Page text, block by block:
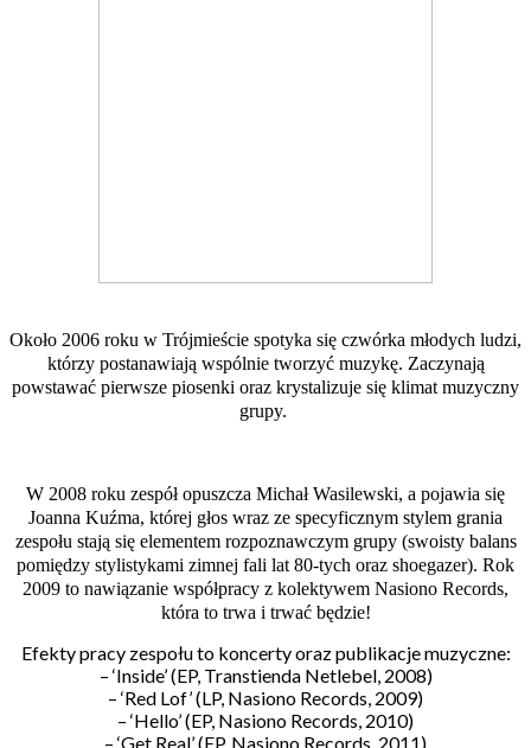
Około 2006 roku w Trójmieście spotyka się czwórka młodych ludzi,
którzy postanawiają wspólnie tworzyć muzykę. Zaczynają
powstawać pierwsze piosenki oraz krystalizuje się klimat muzyczny
grupy.
W 2008 roku zespół opuszcza Michał Wasilewski, a pojawia się
Joanna Kuźma, której głos wraz ze specyficznym stylem grania
zespołu stają się elementem rozpoznawczym grupy (swoisty balans
pomiędzy stylistykami zimnej fali lat 80-tych oraz shoegazer). Rok
2009 to nawiązanie współpracy z kolektywem Nasiono Records,
która to trwa i trwać będzie!
Efekty pracy zespołu to koncerty oraz publikacje muzyczne:
– ‘Inside’ (EP, Transtienda Netlebel, 2008)
– ‘Red Lof’ (LP, Nasiono Records, 2009)
– ‘Hello’ (EP, Nasiono Records, 2010)
– ‘Get Real’ (EP, Nasiono Records, 2011)